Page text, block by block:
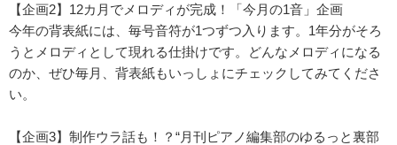
【企画2】12カ月でメロディが完成！「今月の1音」企画
今年の背表紙には、毎号音符が1つずつ入ります。1年分がそろ
うとメロディとして現れる仕掛けです。どんなメロディになる
のか、ぜひ毎月、背表紙もいっしょにチェックしてみてくださ
い。
【企画3】制作ウラ話も！？“月刊ピアノ編集部のゆるっと裏部